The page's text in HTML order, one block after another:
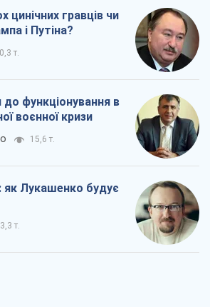
цинічних гравців чи
і Путіна?
т.
до функціонування в
воєнної кризи
15,6 т.
як Лукашенко будує
т.